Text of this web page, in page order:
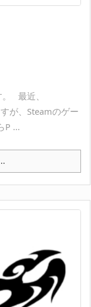
最近、
が、Steamのゲー
P ...